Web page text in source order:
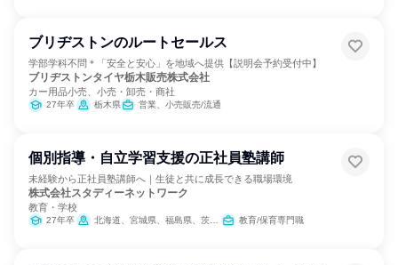
ブリヂストンのルートセールス
学部学科不問＊「安全と安心」を地域へ提供【説明会予約受付中】
ブリヂストンタイヤ栃木販売株式会社
カー用品小売、小売・卸売・商社
27年卒 栃木県 営業、小売販売/流通
個別指導・自立学習支援の正社員塾講師
未経験から正社員塾講師へ｜生徒と共に成長できる職場環境
株式会社スタディーネットワーク
教育・学校
27年卒 北海道、宮城県、福島県、茨城県、栃木県、群馬県、埼玉県、千葉県、東京都、神奈川県、新潟県、石川県、山梨県、長野県、岐阜県、静岡県、愛知県、三重県、滋賀県、京都府、大阪府、兵庫県、岡山県、広島県、香川県、福岡県、熊本県 教育/保育専門職